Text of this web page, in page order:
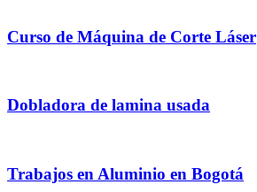
Curso de Máquina de Corte Láser
Dobladora de lamina usada
Trabajos en Aluminio en Bogotá